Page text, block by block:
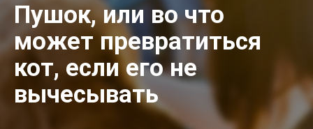
Пушок, или во что
может превратиться
кот, если его не
вычесывать